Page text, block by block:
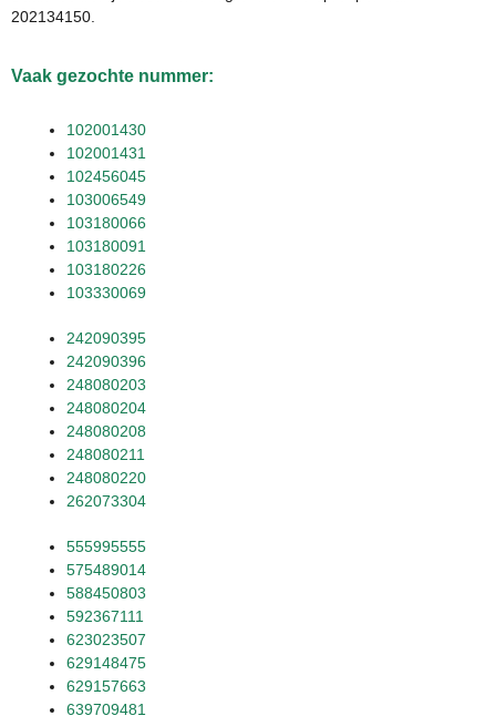
202134150.
Vaak gezochte nummer:
102001430
102001431
102456045
103006549
103180066
103180091
103180226
103330069
242090395
242090396
248080203
248080204
248080208
248080211
248080220
262073304
555995555
575489014
588450803
592367111
623023507
629148475
629157663
639709481